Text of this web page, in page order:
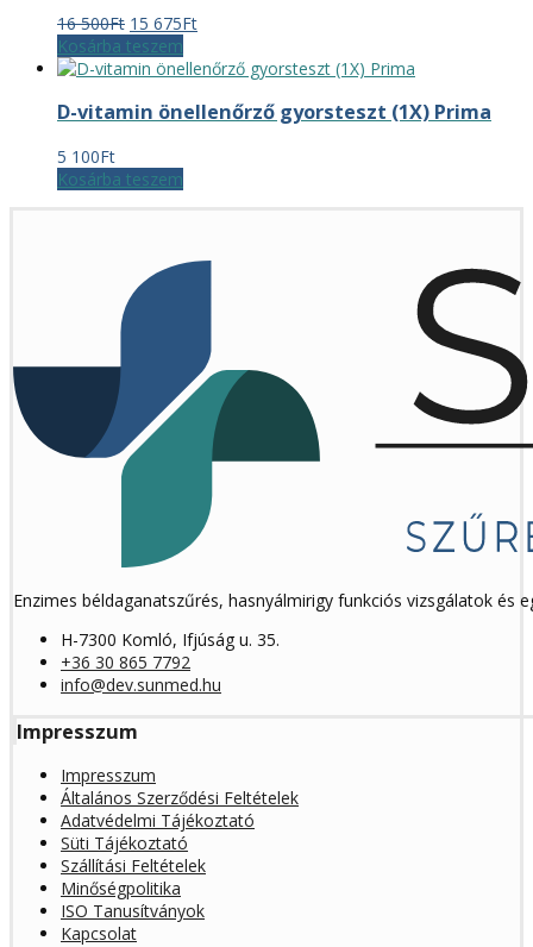
16 500Ft Original
price
was:
500Ft.
15 675FtCurrent
is:
675Ft.
Kosárba teszem
D-vitamin önellenőrző gyorsteszt (1X) Prima
5 100Ft
Kosárba teszem
Enzimes béldaganatszűrés, hasnyálmirigy funkciós vizsgálatok és
H-7300 Komló, Ifjúság u. 35.
+36 30 865 7792
info@dev.sunmed.hu
Impresszum
Impresszum
Általános Szerződési Feltételek
Adatvédelmi Tájékoztató
Süti Tájékoztató
Szállítási Feltételek
Minőségpolitika
ISO Tanusítványok
Kapcsolat